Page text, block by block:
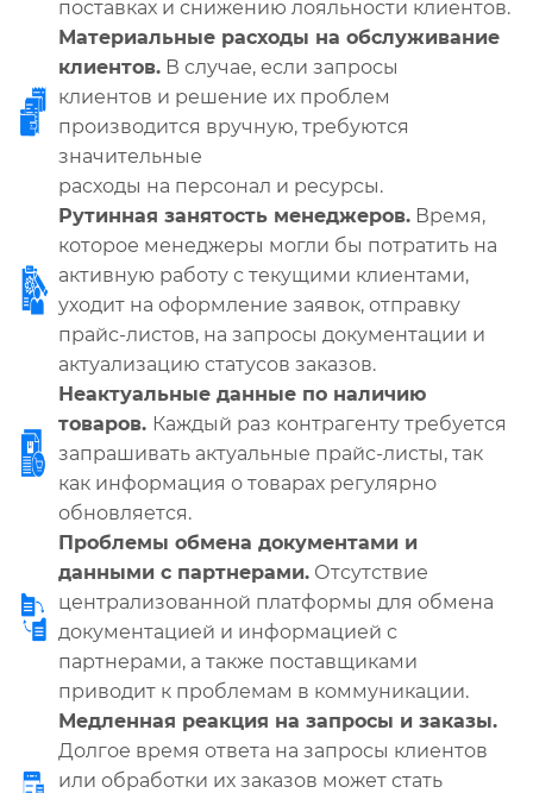
поставках и снижению лояльности клиентов.
Материальные расходы на обслуживание
клиентов. В случае, если запросы
клиентов и решение их проблем
производится вручную, требуются
значительные
расходы на персонал и ресурсы.
Рутинная занятость менеджеров. Время,
которое менеджеры могли бы потратить на
активную работу с текущими клиентами,
уходит на оформление заявок, отправку
прайс-листов, на запросы документации и
актуализацию статусов заказов.
Неактуальные данные по наличию
товаров. Каждый раз контрагенту требуется
запрашивать актуальные прайс-листы, так
как информация о товарах регулярно
обновляется.
Проблемы обмена документами и
данными с партнерами. Отсутствие
централизованной платформы для обмена
документацией и информацией с
партнерами, а также поставщиками
приводит к проблемам в коммуникации.
Медленная реакция на запросы и заказы.
Долгое время ответа на запросы клиентов
или обработки их заказов может стать